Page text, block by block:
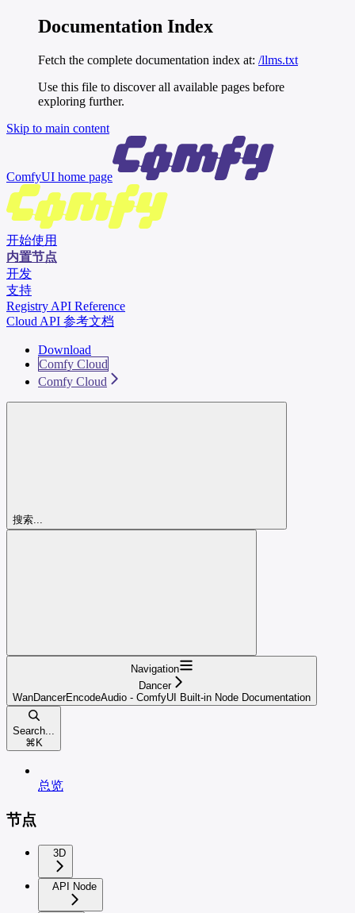
Documentation Index
Fetch the complete documentation index at: /llms.txt
Use this file to discover all available pages before
exploring further.
Skip to main content
ComfyUI home page
开始使用
内置节点
开发
支持
Registry API Reference
Cloud API 参考文档
Download
Comfy Cloud
Comfy Cloud
搜索...
Navigation
Dancer
WanDancerEncodeAudio - ComfyUI Built-in Node Documentation
Search...
⌘ K
总览
节点
3D
API Node